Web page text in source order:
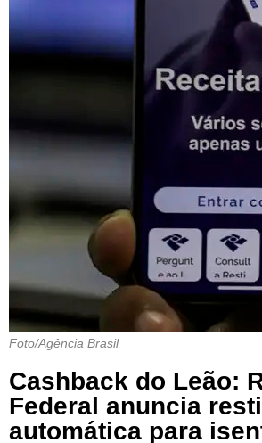
Foto/Agência Brasil
Cashback do Leão:
Federal anuncia
automática para